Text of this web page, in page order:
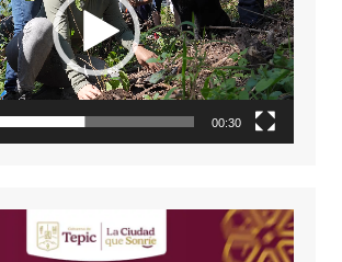
00:30